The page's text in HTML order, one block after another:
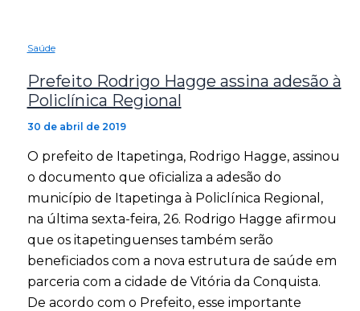
Saúde
Prefeito Rodrigo Hagge assina adesão à
Policlínica Regional
30 de abril de 2019
O prefeito de Itapetinga, Rodrigo Hagge, assinou
o documento que oficializa a adesão do
município de Itapetinga à Policlínica Regional,
na última sexta-feira, 26. Rodrigo Hagge afirmou
que os itapetinguenses também serão
beneficiados com a nova estrutura de saúde em
parceria com a cidade de Vitória da Conquista.
De acordo com o Prefeito, esse importante